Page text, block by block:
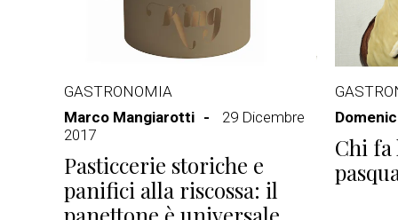
GASTRONOMIA
Marco Mangiarotti
29 Dicembre
2017
Pasticcerie storiche e
panifici alla riscossa: il
Chi